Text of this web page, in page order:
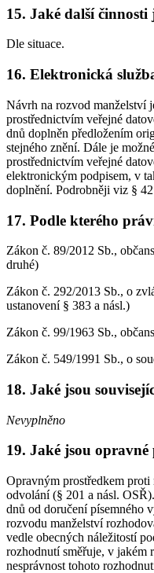
15. Jaké další
Dle situace.
16. Elektronická
Návrh na rozvod manželství
prostřednictvím veřejné
dnů doplněn předložením
stejného znění. Dále je
prostřednictvím veřejné
elektronickým podpisem, v
doplnění. Podrobněji viz §
17. Podle kterého
Zákon č. 89/2012 Sb.,
druhé)
Zákon č. 292/2013 Sb., o
ustanovení § 383 a násl.)
Zákon č. 99/1963 Sb.,
Zákon č. 549/1991 Sb., o
18. Jaké jsou
Nevyplněno
19. Jaké jsou
Opravným prostředkem
odvolání (§ 201 a násl.
dnů od doručení písemného
rozvodu manželství
vedle obecných náležitostí
rozhodnutí směřuje, v jakém
nesprávnost tohoto